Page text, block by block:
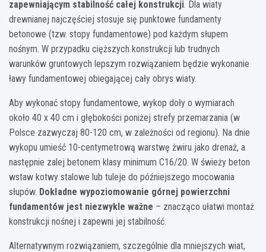
zapewniającym stabilność całej konstrukcji. Dla wiaty
drewnianej najczęściej stosuje się punktowe fundamenty
betonowe (tzw. stopy fundamentowe) pod każdym słupem
nośnym. W przypadku cięższych konstrukcji lub trudnych
warunków gruntowych lepszym rozwiązaniem będzie wykonanie
ławy fundamentowej obiegającej cały obrys wiaty.
Aby wykonać stopy fundamentowe, wykop doły o wymiarach
około 40 x 40 cm i głębokości poniżej strefy przemarzania (w
Polsce zazwyczaj 80-120 cm, w zależności od regionu). Na dnie
wykopu umieść 10-centymetrową warstwę żwiru jako drenaż, a
następnie zalej betonem klasy minimum C16/20. W świeży beton
wstaw kotwy stalowe lub tuleje do późniejszego mocowania
słupów. Dokładne wypoziomowanie górnej powierzchni
fundamentów jest niezwykle ważne – znacząco ułatwi montaż
konstrukcji nośnej i zapewni jej stabilność.
Alternatywnym rozwiązaniem, szczególnie dla mniejszych wiat,